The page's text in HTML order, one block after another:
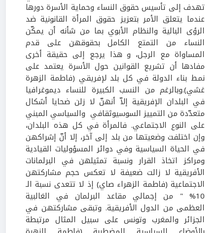
تهدف إلى تأسيس حقوق النساء وحماية الأسرة دورها
عندما يتعلق الأمر بتعزيز حقوق المرأة القانونية ضد
الرؤى البالية والنظام الأبوي بما من شأنه أن يمكّن
النساء من التمتع الكامل بحقوقهن على قدم
المساواة مع الرجل، و هذا يرجع إلى حقيقة أخرى
مفادها أن تشريع القوانين حول الأسرة يعتمد على
نمط بناء الدولة في كل بلد لإفريقي (فاطمة الزهرة
غشي).وبالرغم من النسب الكبيرة للنساء ديموغرافيا
في البلدان الإفريقية إلاّ أنهنّ لا زلن ضحايا أشكال
متعدّدة من التمييز السوسيوثقافي والسياسي المبني
على النوع الاجتماعي. فالمرأة في كل هذه البلدان،
وإن اختلفت وضعيتها من بلد إلى آخر، إلا أنّ إشراكهن
في الحياة السياسية وفي دوائر المسؤوليات القيادية
ومراكز اتخاذ القرار ونسبة تمثيلهن في البرلمانات
الأفريقية لا زالت ضعيفة لا تعكس حجم مشاركتهن
الاجتماعية (فاطمة الزهراء صاي) إذ لا تتعدى نسبة الـ
10% " من إجمالي مقاعد البرلمان في الغالبية
العظمى من الدول الأفريقية. وتبقى مشاركتهن في
الجزائر والمغرب وتونس على سبيل المثال مرتبطة